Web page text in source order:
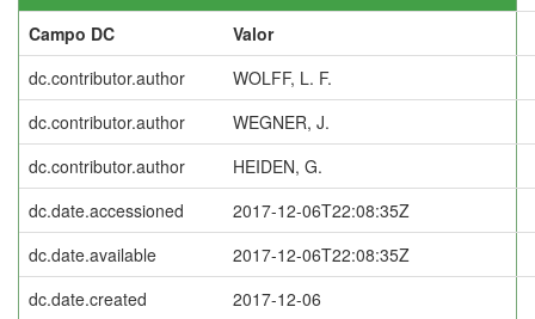
Campo DC
Valor
dc.contributor.author
WOLFF, L. F.
dc.contributor.author
WEGNER, J.
dc.contributor.author
HEIDEN, G.
dc.date.accessioned
2017-12-06T22:08:35Z
dc.date.available
2017-12-06T22:08:35Z
dc.date.created
2017-12-06